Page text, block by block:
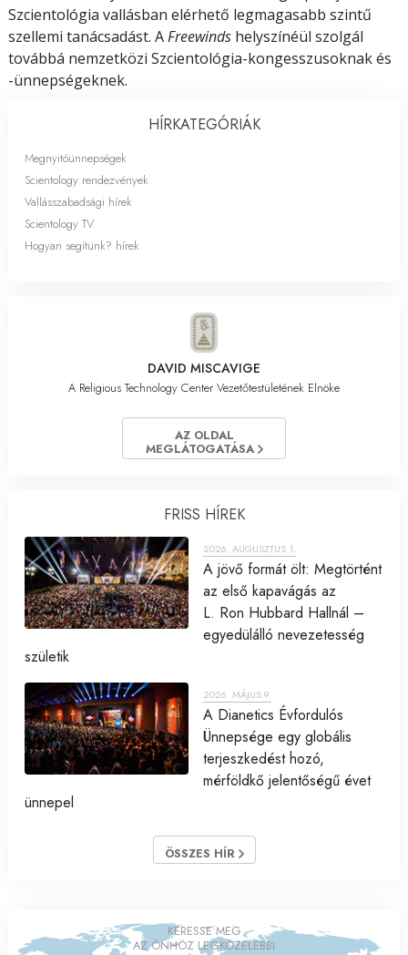
Szcientológia vallásban elérhető legmagasabb szintű
szellemi tanácsadást. AFreewinds helyszínéül szolgál
továbbá nemzetközi Szcientológia-kongesszusoknak és
-ünnepségeknek.
HÍRKATEGÓRIÁK
Megnyitóünnepségek
Scientology rendezvények
Vallásszabadsági hírek
Scientology TV
Hogyan segítünk? hírek
DAVID MISCAVIGE
A Religious Technology Center Vezetőtestületének Elnöke
AZ OLDAL
MEGLÁTOGATÁSA
FRISS HÍREK
2026. AUGUSZTUS 1.
A jövő formát ölt: Megtörtént
az első kapavágás az
L. Ron Hubbard Hallnál –
egyedülálló nevezetesség
születik
2026. MÁJUS 9.
A Dianetics Évfordulós
Ünnepsége egy globális
terjeszkedést hozó,
mérföldkő jelentőségű évet
ünnepel
ÖSSZES HÍR
KERESSE MEG
AZ ÖNHÖZ LEGKÖZELEBBI